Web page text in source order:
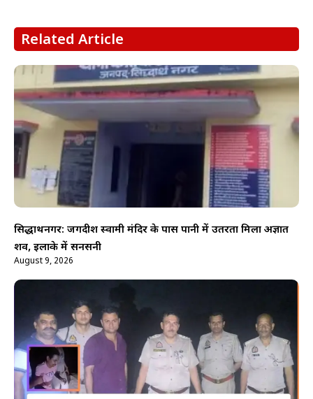
Related Article
सिद्धार्थनगर: जगदीश स्वामी मंदिर के पास पानी में उतरता मिला अज्ञात
शव, इलाके में सनसनी
August 9, 2026